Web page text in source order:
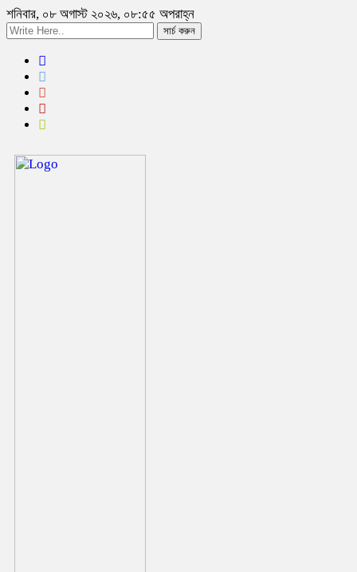
শনিবার, ০৮ অগাস্ট ২০২৬, ০৮:৫৫ অপরাহ্ন
সার্চ করুন